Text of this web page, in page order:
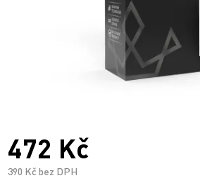
472 Kč
390 Kč bez DPH